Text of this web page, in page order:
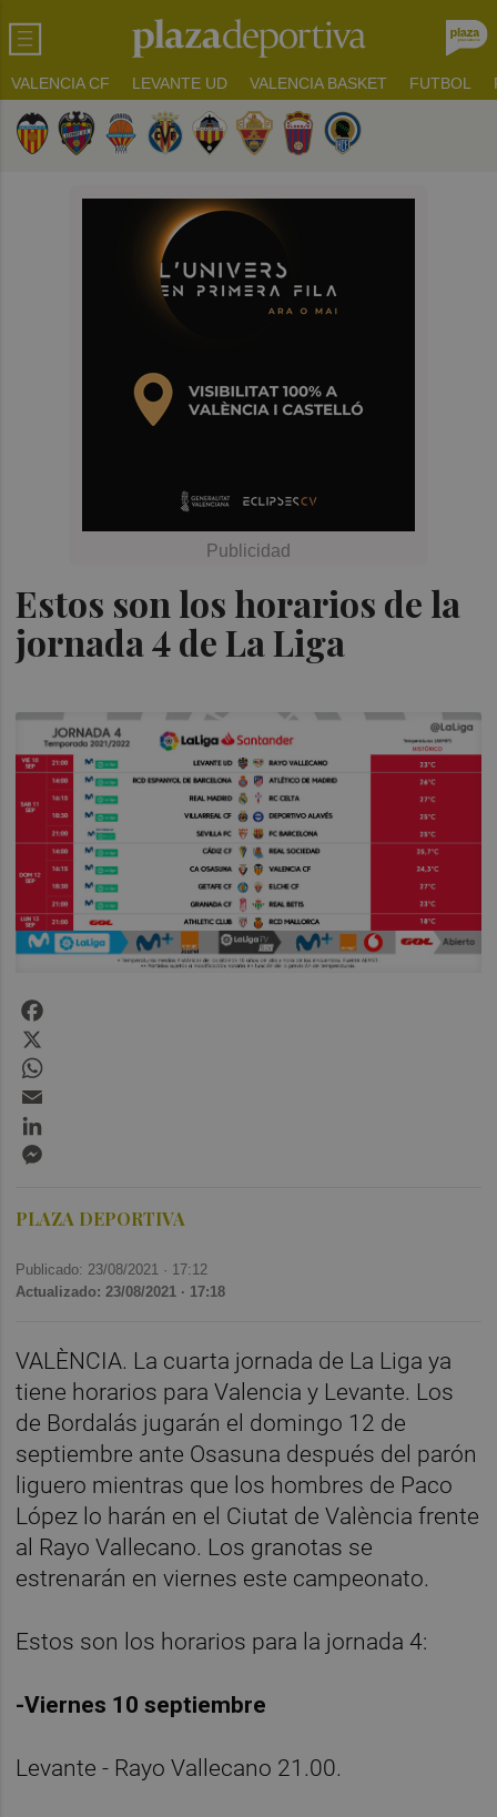
VALENCIA CF LEVANTE UD VALENCIA BASKET FUTBOL
Estos son los horarios de la
jornada 4 de La Liga
PLAZA DEPORTIVA
Publicado: 23/08/2021 · 17:12
Actualizado: 23/08/2021 · 17:18
VALÈNCIA. La cuarta jornada de La Liga ya
tiene horarios para Valencia y Levante. Los
de Bordalás jugarán el domingo 12 de
septiembre ante Osasuna después del parón
liguero mientras que los hombres de Paco
López lo harán en el Ciutat de València frente
al Rayo Vallecano. Los granotas se
estrenarán en viernes este campeonato.
Estos son los horarios para la jornada 4:
-Viernes 10 septiembre
Levante - Rayo Vallecano 21.00.